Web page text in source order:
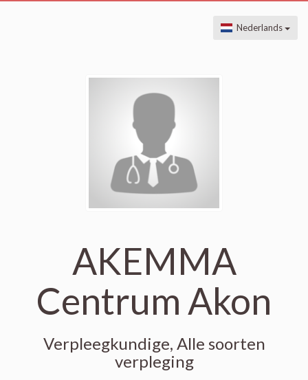
Nederlands
AKEMMA
Centrum Akon
Verpleegkundige, Alle soorten
verpleging